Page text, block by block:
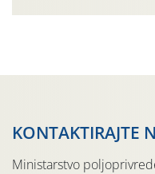
KONTAKTIRAJTE
Ministarstvo